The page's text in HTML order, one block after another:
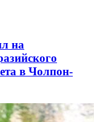
на
в Чолпон-